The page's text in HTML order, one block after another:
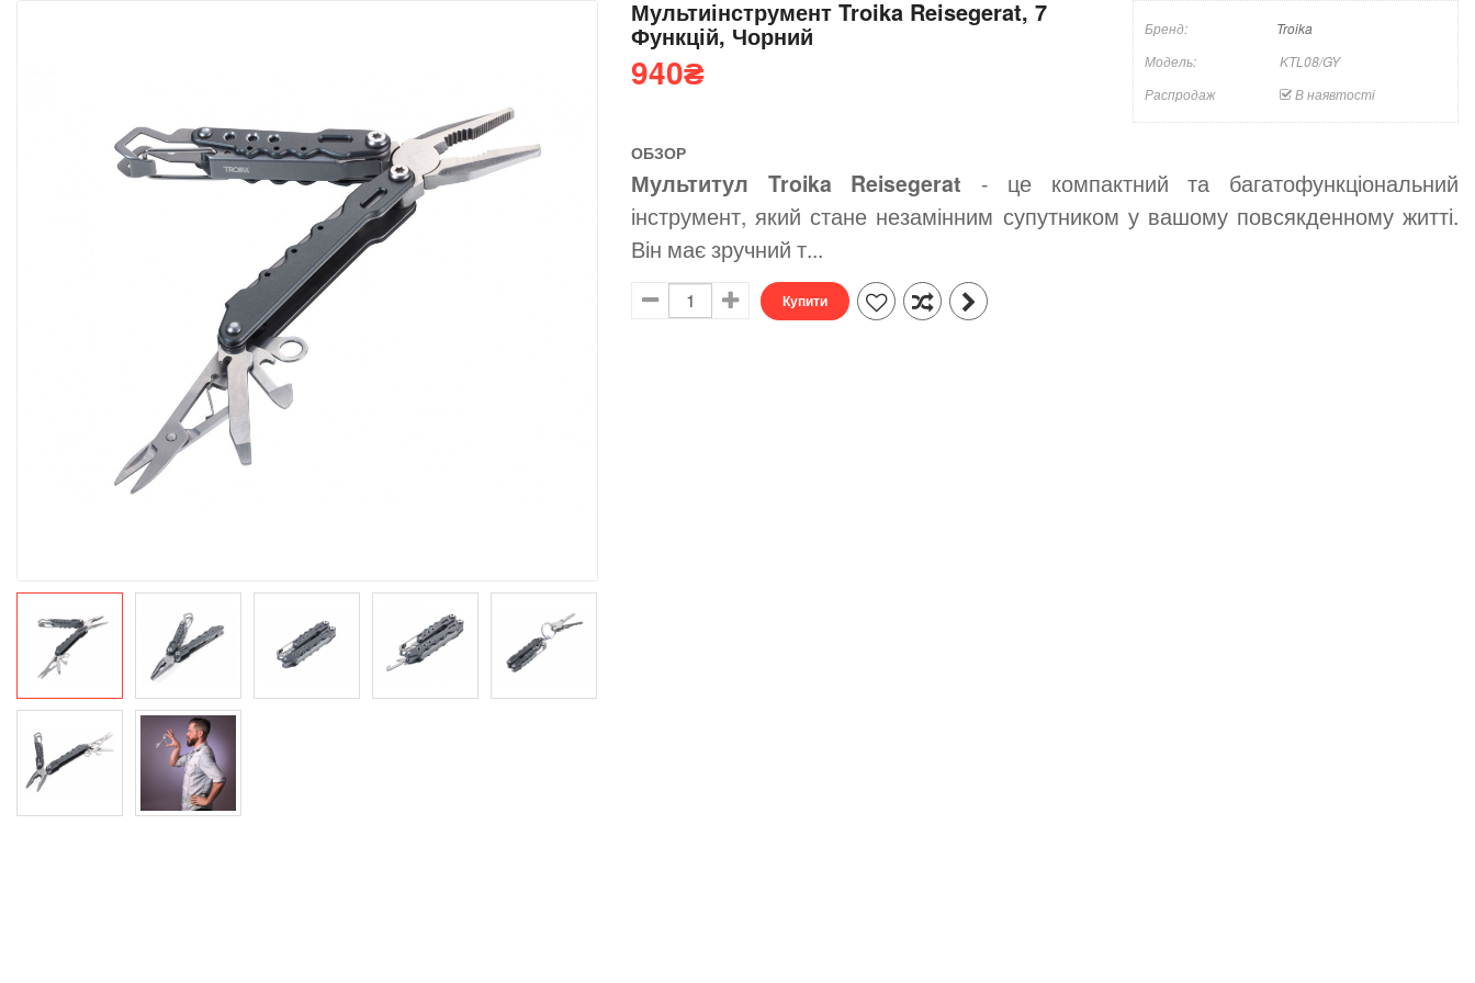
Мультиінструмент Troika Reisegerat, 7
Функцій, Чорний
940₴
Бренд:
Troika
Модель:
KTL08/GY
Распродаж
В наявтості
ОБЗОР
Мультитул Troika Reisegerat - це компактний та багатофункціональний
інструмент, який стане незамінним супутником у вашому повсякденному житті.
Він має зручний т...